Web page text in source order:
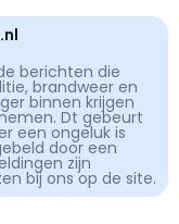
berichten die
brandweer en
binnen krijgen
Dt gebeurt
een ongeluk is
door een
zijn
bij ons op de site.